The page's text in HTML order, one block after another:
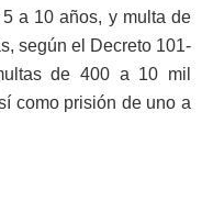
a 10 años, y multa de
según el Decreto 101-
de 400 a 10 mil
como prisión de uno a